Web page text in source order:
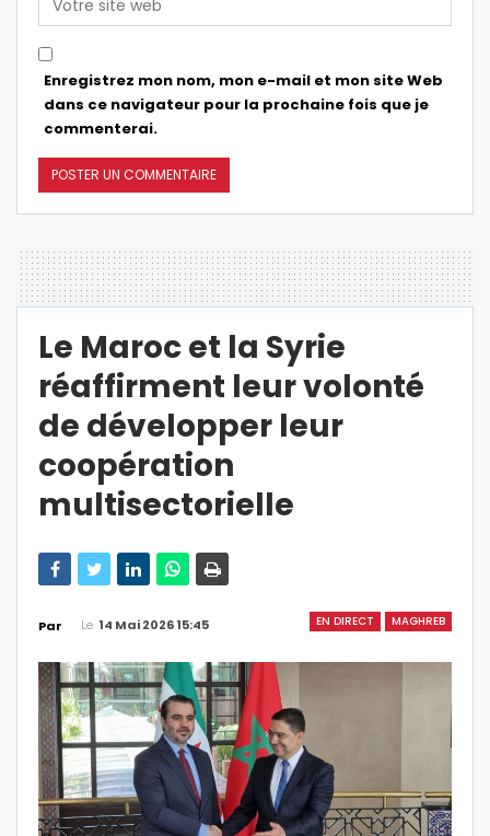
Enregistrez mon nom, mon e-mail et mon site Web
dans ce navigateur pour la prochaine fois que je
commenterai.
Le Maroc et la Syrie
réaffirment leur volonté
de développer leur
coopération
multisectorielle
EN DIRECT MAGHREB
Par Le 14 Mai 2026 15:45